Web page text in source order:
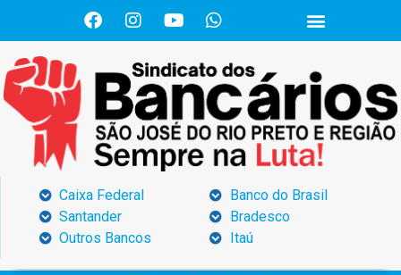
Caixa Federal
Santander
Outros Bancos
Banco do Brasil
Bradesco
Itaú